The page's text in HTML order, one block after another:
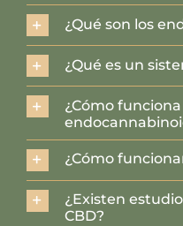
¿Qué son los
¿Qué es un
¿Cómo
¿Cómo
¿Existen
CBD?